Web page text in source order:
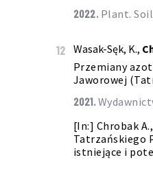
2022. Plant.
12 Wasak-Sęk, K.,
Przemiany
Jaworowej
2021.
[In:] Chrobak
Tatrzańskiego
istniejące i